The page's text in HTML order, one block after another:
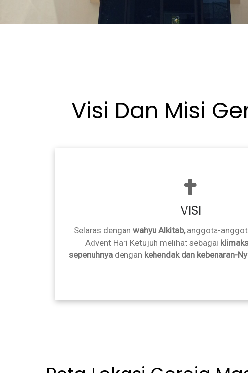
Visi Dan Misi
VISI
Selaras dengan wahyu Alkitab,anggota-
Advent Hari Ketujuh melihat sebagai klimaks
sepenuhnya dengan kehendak dan kebenaran-